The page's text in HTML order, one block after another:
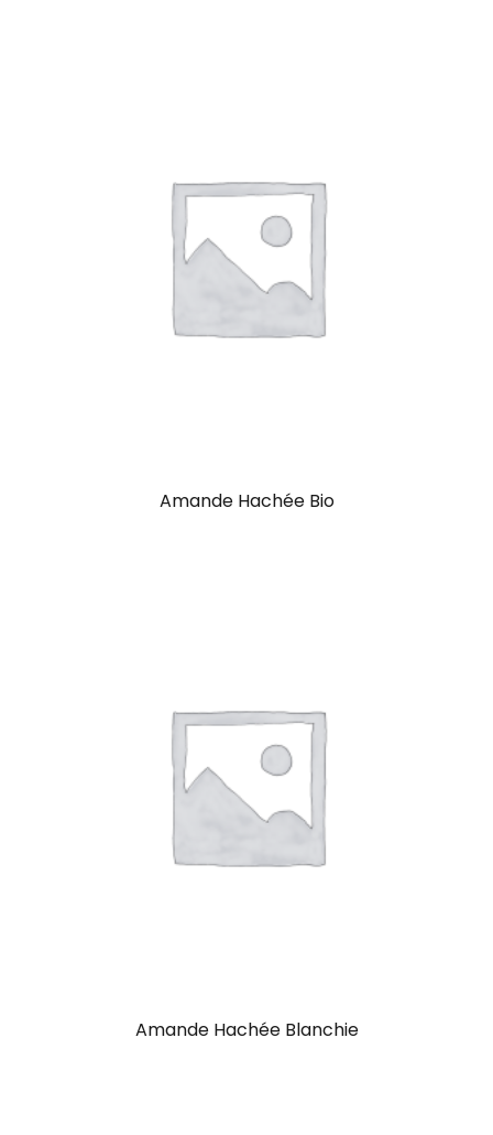
Amande Hachée Bio
Amande Hachée Blanchie